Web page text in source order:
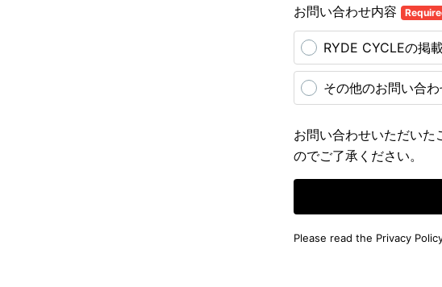
お問い合わせ内容
RYDE CYCLEの掲
その他のお問い合
お問い合わせいただいた
のでご了承ください。
Please read the Privacy